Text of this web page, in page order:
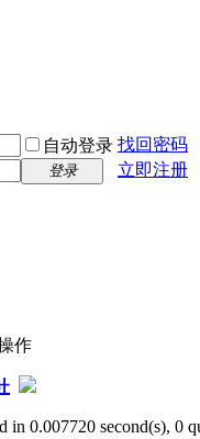
自动登录 找回密码
登录
立即注册
作
in 0.007720 second(s), 0